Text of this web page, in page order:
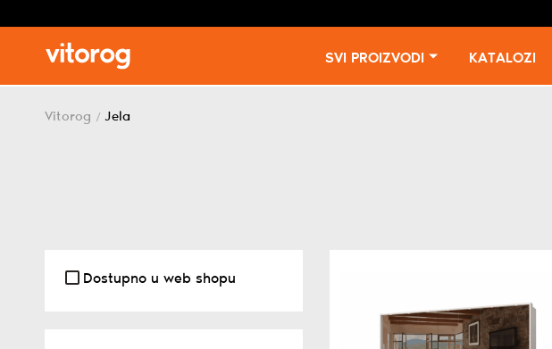
SVI PROIZVODI KATALOZI
Vitorog /Jela
Dostupno u web shopu